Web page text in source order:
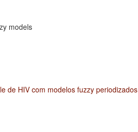
models
de HIV com modelos fuzzy periodizados